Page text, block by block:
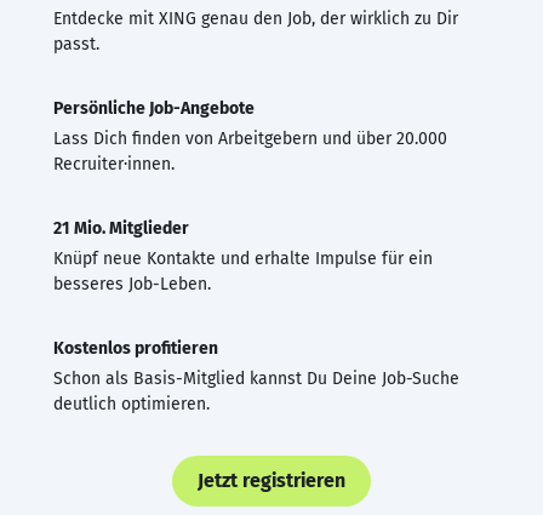
Entdecke mit XING genau den Job, der wirklich zu Dir
passt.
Persönliche Job-Angebote
Lass Dich finden von Arbeitgebern und über 20.000
Recruiter·innen.
21 Mio. Mitglieder
Knüpf neue Kontakte und erhalte Impulse für ein
besseres Job-Leben.
Kostenlos profitieren
Schon als Basis-Mitglied kannst Du Deine Job-Suche
deutlich optimieren.
Jetzt registrieren